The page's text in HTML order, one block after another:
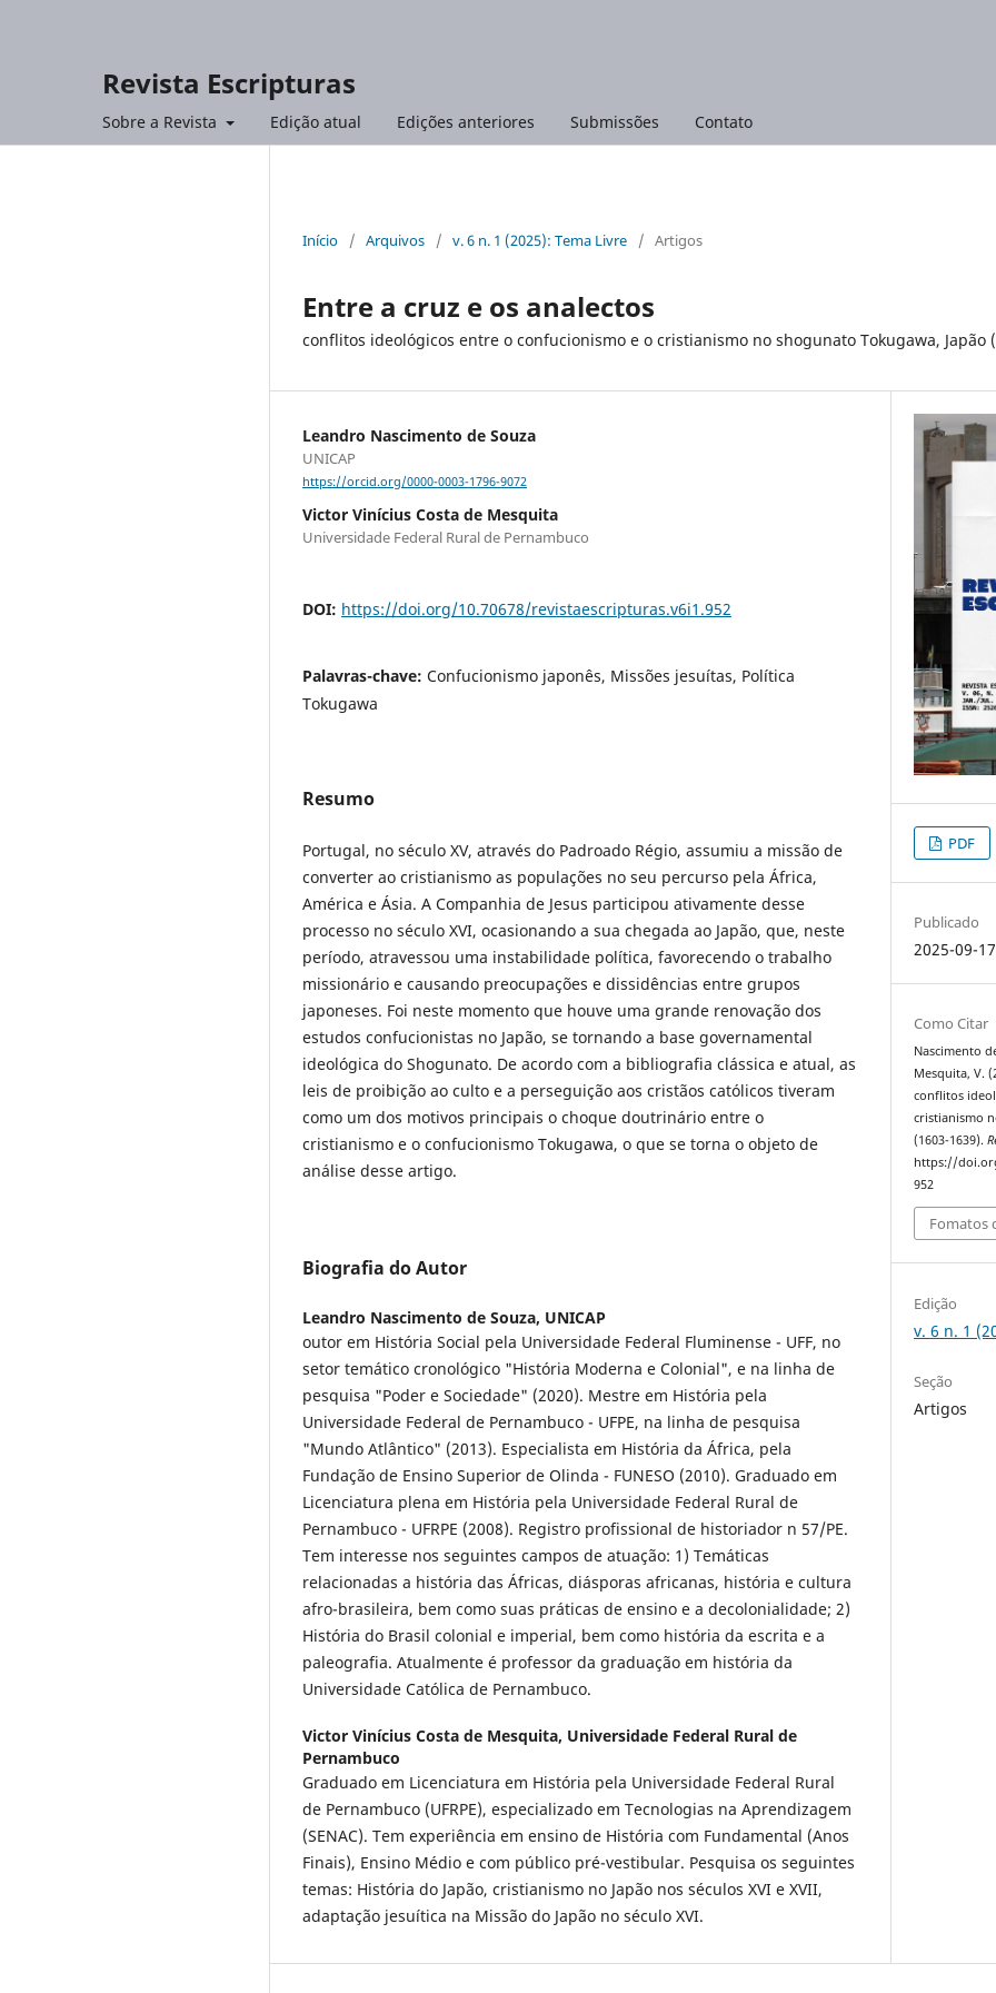
Revista Escripturas
Sobre a Revista Edição atual Edições anteriores Submissões Contato
Início / Arquivos / v. 6 n. 1 (2025): Tema Livre / Artigos
Entre a cruz e os analectos
conflitos ideológicos entre o confucionismo e o cristianismo no shogunato Tokugawa, Japão
Leandro Nascimento de Souza
UNICAP
https://orcid.org/0000-0003-1796-9072
Victor Vinícius Costa de Mesquita
Universidade Federal Rural de Pernambuco
DOI: https://doi.org/10.70678/revistaescripturas.v6i1.952
Palavras-chave: Confucionismo japonês, Missões jesuítas, Política
Tokugawa
Resumo
Portugal, no século XV, através do Padroado Régio, assumiu a missão de
converter ao cristianismo as populações no seu percurso pela África,
América e Ásia. A Companhia de Jesus participou ativamente desse
processo no século XVI, ocasionando a sua chegada ao Japão, que, neste
período, atravessou uma instabilidade política, favorecendo o trabalho
missionário e causando preocupações e dissidências entre grupos
japoneses. Foi neste momento que houve uma grande renovação dos
estudos confucionistas no Japão, se tornando a base governamental
ideológica do Shogunato. De acordo com a bibliografia clássica e atual, as
leis de proibição ao culto e a perseguição aos cristãos católicos tiveram
como um dos motivos principais o choque doutrinário entre o
cristianismo e o confucionismo Tokugawa, o que se torna o objeto de
análise desse artigo.
Biografia do Autor
Leandro Nascimento de Souza, UNICAP
outor em História Social pela Universidade Federal Fluminense - UFF, no
setor temático cronológico "História Moderna e Colonial", e na linha de
pesquisa "Poder e Sociedade" (2020). Mestre em História pela
Universidade Federal de Pernambuco - UFPE, na linha de pesquisa
"Mundo Atlântico" (2013). Especialista em História da África, pela
Fundação de Ensino Superior de Olinda - FUNESO (2010). Graduado em
Licenciatura plena em História pela Universidade Federal Rural de
Pernambuco - UFRPE (2008). Registro profissional de historiador n 57/PE.
Tem interesse nos seguintes campos de atuação: 1) Temáticas
relacionadas a história das Áfricas, diásporas africanas, história e cultura
afro-brasileira, bem como suas práticas de ensino e a decolonialidade; 2)
História do Brasil colonial e imperial, bem como história da escrita e a
paleografia. Atualmente é professor da graduação em história da
Universidade Católica de Pernambuco.
Victor Vinícius Costa de Mesquita, Universidade Federal Rural de
Pernambuco
Graduado em Licenciatura em História pela Universidade Federal Rural
de Pernambuco (UFRPE), especializado em Tecnologias na Aprendizagem
(SENAC). Tem experiência em ensino de História com Fundamental (Anos
Finais), Ensino Médio e com público pré-vestibular. Pesquisa os seguintes
temas: História do Japão, cristianismo no Japão nos séculos XVI e XVII,
adaptação jesuítica na Missão do Japão no século XVI.
PDF
Publicado
2025-09-17
Como Citar
Nascimento
Mesquita, V.
conflitos
cristianismo
(1603-1639).
https://
952
Fomatos
Edição
v. 6 n. 1
Seção
Artigos